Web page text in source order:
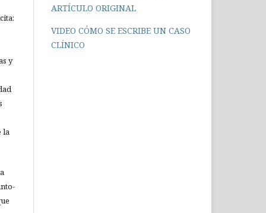
y
la
ARTÍCULO ORIGINAL
VIDEO CÓMO SE ESCRIBE UN CASO
CLÍNICO